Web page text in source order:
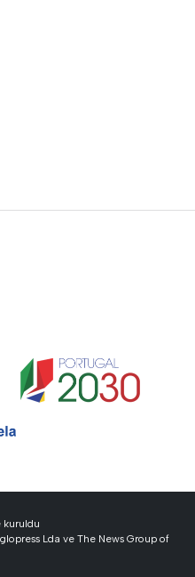
kuruldu
Lda ve The News Group of